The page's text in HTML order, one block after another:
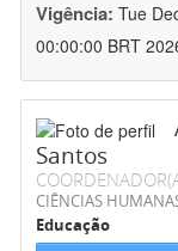
Vigência: Tue
00:00:00 BRT
Santos
CIÊNCIAS
Educação